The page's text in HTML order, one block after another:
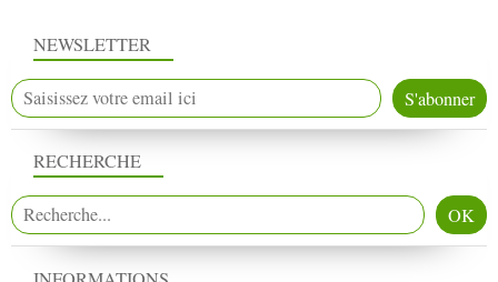
NEWSLETTER
RECHERCHE